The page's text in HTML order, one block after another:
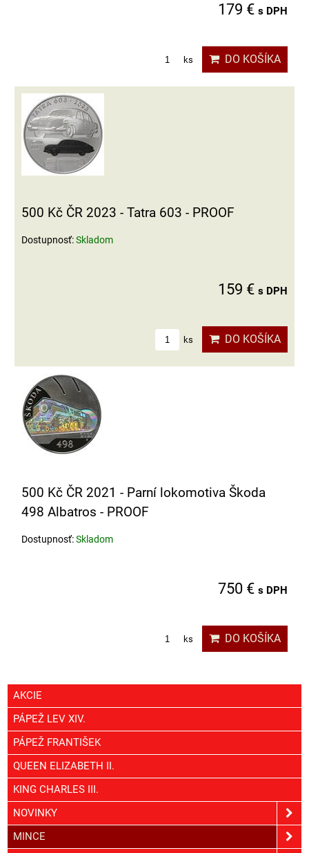
179 € s DPH
ks DO KOŠÍKA
500 Kč ČR 2023 - Tatra 603 - PROOF
Dostupnosť:Skladom
159 € s DPH
ks DO KOŠÍKA
500 Kč ČR 2021 - Parní lokomotiva Škoda
498 Albatros - PROOF
Dostupnosť:Skladom
750 € s DPH
ks DO KOŠÍKA
AKCIE
PÁPEŽ LEV XIV.
PÁPEŽ FRANTIŠEK
QUEEN ELIZABETH II.
KING CHARLES III.
NOVINKY
MINCE